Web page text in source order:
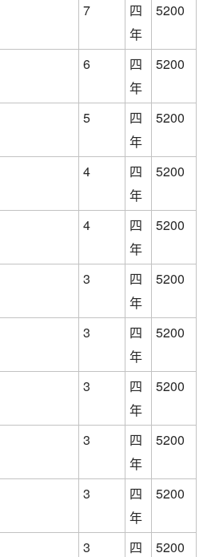
7
四
年
5200
6
四
年
5200
5
四
年
5200
4
四
年
5200
4
四
年
5200
3
四
年
5200
3
四
年
5200
3
四
年
5200
3
四
年
5200
3
四
年
5200
3
四
5200